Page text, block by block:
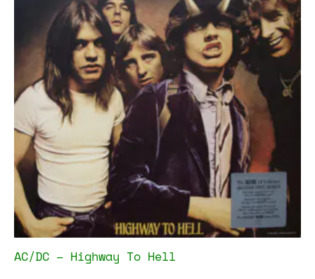
AC/DC – Highway To Hell